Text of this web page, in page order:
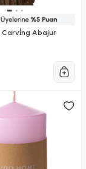
Carvi̇ng Abajur